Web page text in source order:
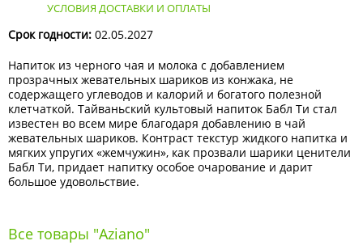
УСЛОВИЯ ДОСТАВКИ И ОПЛАТЫ
Срок годности: 02.05.2027
Напиток из черного чая и молока с добавлением
прозрачных жевательных шариков из конжака, не
содержащего углеводов и калорий и богатого полезной
клетчаткой. Тайваньский культовый напиток Бабл Ти стал
известен во всем мире благодаря добавлению в чай
жевательных шариков. Контраст текстур жидкого напитка и
мягких упругих «жемчужин», как прозвали шарики ценители
Бабл Ти, придает напитку особое очарование и дарит
большое удовольствие.
Все товары "Aziano"